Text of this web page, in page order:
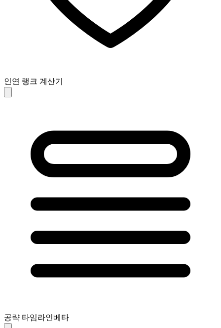
인연 랭크 계산기
공략 타임라인베타